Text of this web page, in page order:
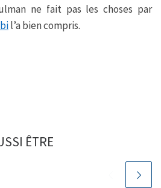
ne fait pas les choses par
l’a bien compris.
ÊTRE